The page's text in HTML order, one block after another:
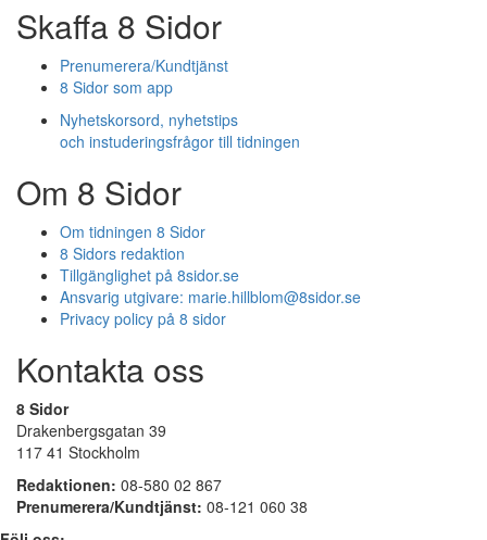
Skaffa 8 Sidor
Prenumerera/Kundtjänst
8 Sidor som app
Nyhetskorsord, nyhetstips
och instuderingsfrågor till tidningen
Om 8 Sidor
Om tidningen 8 Sidor
8 Sidors redaktion
Tillgänglighet på 8sidor.se
Ansvarig utgivare: marie.hillblom@8sidor.se
Privacy policy på 8 sidor
Kontakta oss
8 Sidor
Drakenbergsgatan 39
117 41 Stockholm
Redaktionen: 08-580 02 867
Prenumerera/Kundtjänst: 08-121 060 38